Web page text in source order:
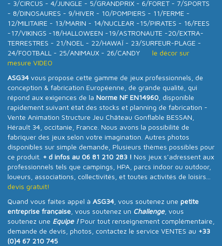
- 3/CIRCUS - 4/JUNGLE - 5/GRANDPRIX - 6/FORET - 7/SPORTS
- 8/DINOSAURES - 9/HIVER - 10/POMPIERS - 11/FERME -
12/MILITAIRE - 13/MARIN - 14/NUCLEAR -15/PIRATES - 16/FEES
-17/VIKINGS -18/HALLOWEEN -19/ASTRONAUTE -20/EXTRA-
TERRESTRES - 21/NOEL - 22/HAWAÏ - 23/SURFEUR-PLAGE -
24/FOOTBALL - 25/ANIMAUX - 26/CANDY
le décor sur
mesure VIDEO
ASG34 vous propose cette gamme de jeux professionnels, de
conception & fabrication Européenne, de grande qualité, qui
répond aux exigences de la Norme NF EN14960 , disponible
rapidement suivant état des stocks et planning de fabrication -
Vente Animation Structure Jeu Château Gonflable BESSAN,
Hérault 34, occitanie, France. Nous avons la possibilité de
fabriquer des jeux selon votre imagination. Autres photos
disponibles sur simple demande, Plusieurs thèmes possibles pour
ce produit. + d infos au 06 81 210 283 ! Nos jeux s’adressent aux
professionnels tels que campings, HPA, parcs indoor ou outdoor,
loueurs, associations, collectivités, et toutes activités de loisirs...
devis gratuit!
Quand vous faites appel à ASG34 , vous soutenez une petite
entreprise française , vous soutenez un Challenge, vous
soutenez une Equipe !Pour tout renseignement complémentaire,
demande de devis, photos, contactez le service VENTES au +33
(0)4 67 210 745